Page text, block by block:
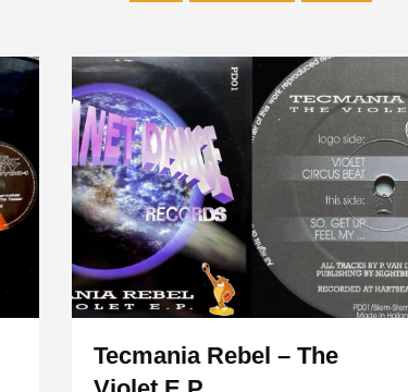
Tecmania Rebel – The